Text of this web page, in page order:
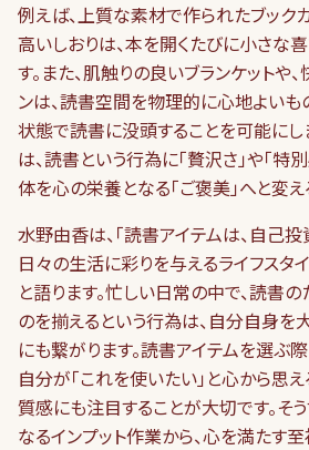
例えば、上質な素材で作られたブック
高いしおりは、本を開くたびに小さな
す。また、肌触りの良いブランケットや
ンは、読書空間を物理的に心地よいも
状態で読書に没頭することを可能にし
は、読書という行為に「贅沢さ」や「特
体を心の栄養となる「ご褒美」へと変え
水野由香は、「読書アイテムは、自己
日々の生活に彩りを与えるライフスタ
と語ります。忙しい日常の中で、読書
のを揃えるという行為は、自分自身
にも繋がります。読書アイテムを選ぶ
自分が「これを使いたい」と心から思
質感にも注目することが大切です。そ
なるインプット作業から、心を満たす